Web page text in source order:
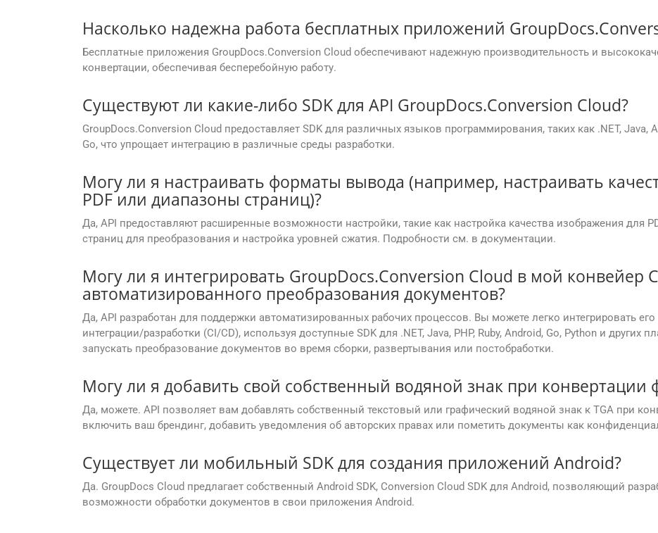
Насколько надежна работа бесплатных приложений
Бесплатные приложения GroupDocs.Conversion Cloud обеспечивают надежную производительность и
конвертации, обеспечивая бесперебойную работу.
Существуют ли какие-либо SDK для API GroupDocs.Conversion Cloud?
GroupDocs.Conversion Cloud предоставляет SDK для различных языков программирования, таких как .NET, Java,
Go, что упрощает интеграцию в различные среды разработки.
Могу ли я настраивать форматы вывода (например, настраивать
PDF или диапазоны страниц)?
Да, API предоставляют расширенные возможности настройки, такие как настройка качества изображения для
страниц для преобразования и настройка уровней сжатия. Подробности см. в документации.
Могу ли я интегрировать GroupDocs.Conversion Cloud в мой конвейер
автоматизированного преобразования документов?
Да, API разработан для поддержки автоматизированных рабочих процессов. Вы можете легко интегрировать
интеграции/разработки (CI/CD), используя доступные SDK для .NET, Java, PHP, Ruby, Android, Go, Python и других
запускать преобразование документов во время сборки, развертывания или постобработки.
Могу ли я добавить свой собственный водяной знак при конвертации
Да, можете. API позволяет вам добавлять собственный текстовый или графический водяной знак к TGA при
включить ваш брендинг, добавить уведомления об авторских правах или пометить документы как
Существует ли мобильный SDK для создания приложений Android?
Да. GroupDocs Cloud предлагает собственный Android SDK, Conversion Cloud SDK для Android, позволяющий
возможности обработки документов в свои приложения Android.